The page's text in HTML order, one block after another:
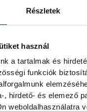
Részletek
használ
a tartalmak és
funkciók
, hirdető- és elemező
weboldalhasználatra
ALAPÍTVÁNY
23-34